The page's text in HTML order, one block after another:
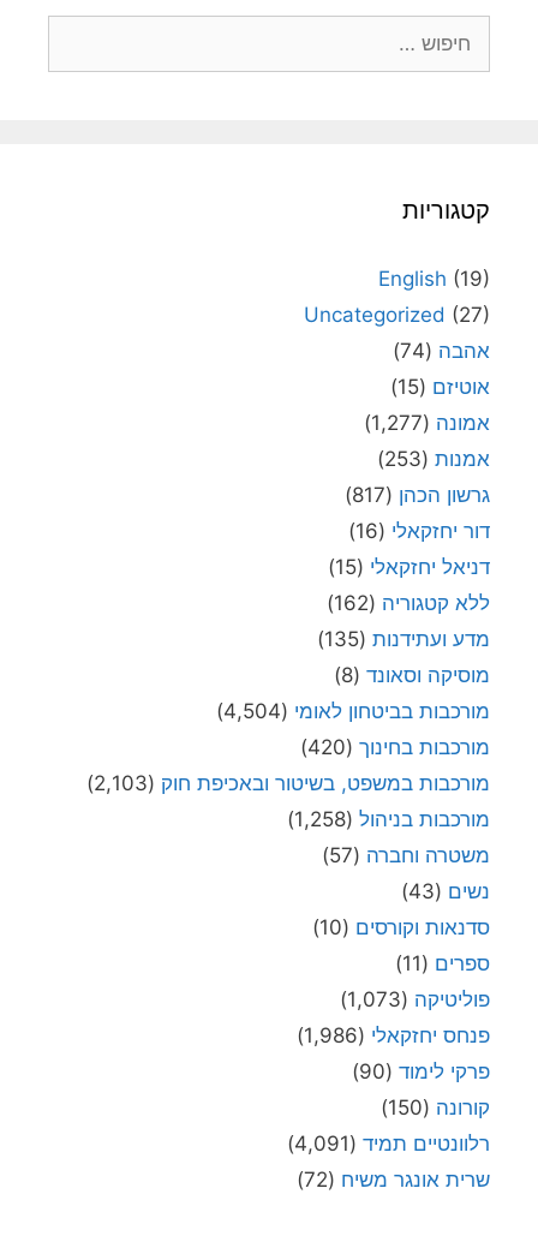
קטגוריות
English (19)
Uncategorized (27)
אהבה (74)
אוטיזם (15)
אמונה (1,277)
אמנות (253)
גרשון הכהן (817)
דור יחזקאלי (16)
דניאל יחזקאלי (15)
ללא קטגוריה (162)
מדע ועתידנות (135)
מוסיקה וסאונד (8)
מורכבות בביטחון לאומי (4,504)
מורכבות בחינוך (420)
מורכבות במשפט, בשיטור ובאכיפת חוק (2,103)
מורכבות בניהול (1,258)
משטרה וחברה (57)
נשים (43)
סדנאות וקורסים (10)
ספרים (11)
פוליטיקה (1,073)
פנחס יחזקאלי (1,986)
פרקי לימוד (90)
קורונה (150)
רלוונטיים תמיד (4,091)
שרית אונגר משיח (72)